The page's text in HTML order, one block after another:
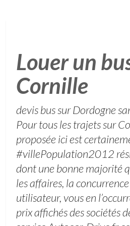
Louer un
Cornille
devis bus sur Dordogne
Pour tous les trajets sur
proposée ici est
#villePopulation2012
dont une bonne majorité
les affaires, la
utilisateur, vous en
prix affichés des sociétés